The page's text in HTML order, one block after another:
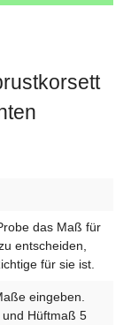
das Maß für
entscheiden,
für sie ist.
eingeben.
Hüftmaß 5